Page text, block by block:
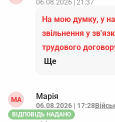
06.08.2026 | 21:37
На мою думку, у
звільнення у
трудового
Ще
МА Марія
06.08.2026 | 17:28
ВІДПОВІДЬ НАДАНО